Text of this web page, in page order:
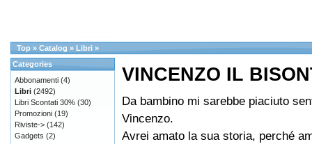
Top » Catalog » Libri »
VINCENZO IL
Da bambino mi sarebbe piaciuto
Vincenzo.
Avrei amato la sua storia, perché
Categories
Abbonamenti (4)
Libri (2492)
Libri Scontati 30% (30)
Promozioni (19)
Riviste-> (142)
Gadgets (2)